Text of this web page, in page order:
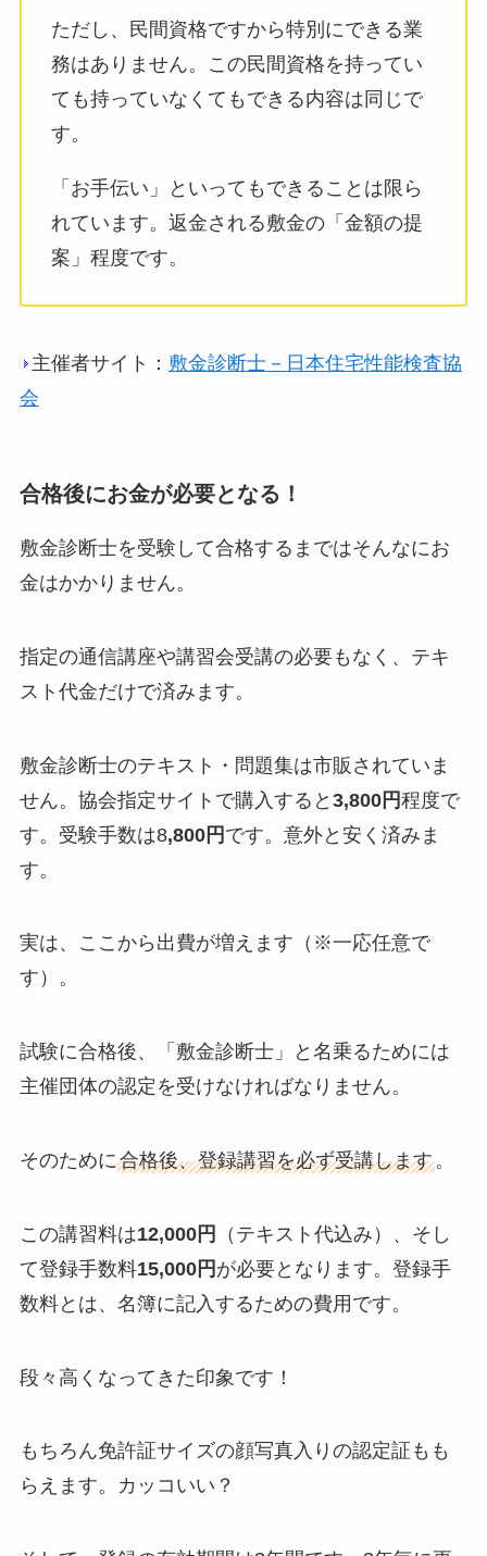
ただし、民間資格ですから特別にできる業
務はありません。この民間資格を持ってい
ても持っていなくてもできる内容は同じで
す。
「お手伝い」といってもできることは限ら
れています。返金される敷金の「金額の提
案」程度です。
主催者サイト： 敷金診断士－日本住宅性能検査協
会
合格後にお金が必要となる！
敷金診断士を受験して合格するまではそんなにお
金はかかりません。
指定の通信講座や講習会受講の必要もなく、テキ
スト代金だけで済みます。
敷金診断士のテキスト・問題集は市販されていま
せん。協会指定サイトで購入すると 3,800円程度で
す。受験手数は8,800円 です。意外と安く済みま
す。
実は、ここから出費が増えます（※一応任意で
す）。
試験に合格後、「敷金診断士」と名乗るためには
主催団体の認定を受けなければなりません。
そのために合格後、登録講習を必ず受講します。
この講習料は12,000円
（テキスト代込み）、そし
て登録手数料15,000円 が必要となります。登録手
数料とは、名簿に記入するための費用です。
段々高くなってきた印象です！
もちろん免許証サイズの顔写真入りの認定証もも
らえます。カッコいい？